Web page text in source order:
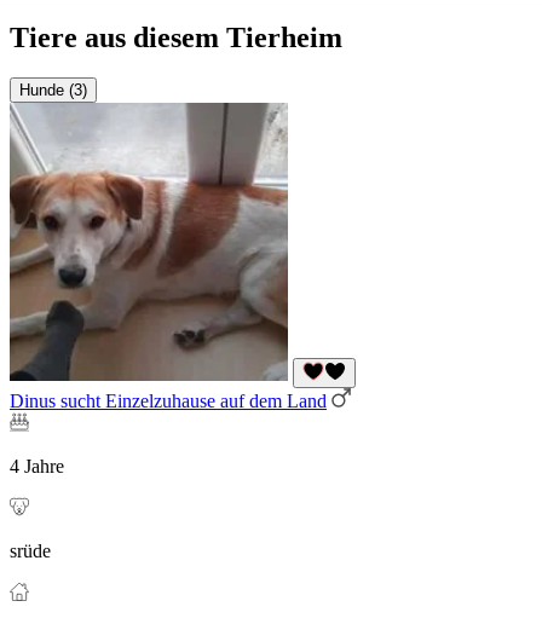
Tiere aus diesem Tierheim
Hunde (3)
Dinus sucht Einzelzuhause auf dem Land
4 Jahre
srüde